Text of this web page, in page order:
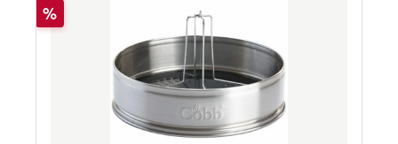
Rabatt
%